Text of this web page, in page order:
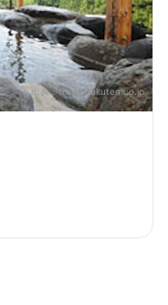
出典：travel.rakuten.co.jp